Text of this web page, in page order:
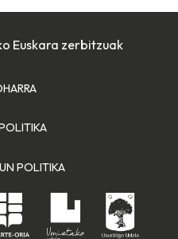
Euskara zerbitzuak
POLITIKA